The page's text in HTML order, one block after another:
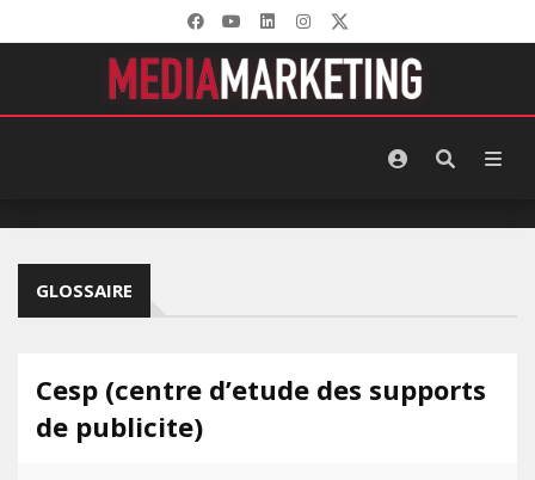
GLOSSAIRE
Cesp (centre d’etude des supports
de publicite)